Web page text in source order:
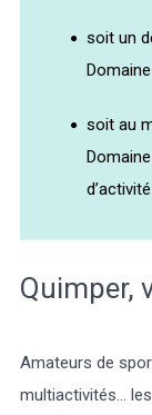
soit un
soit au
d’activité
Quimper,
Amateurs de
multiactivités...